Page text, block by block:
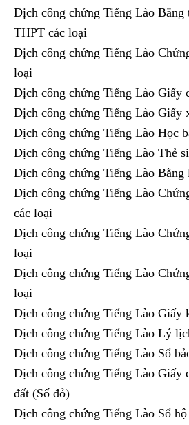
Dịch công chứng Tiếng Lào Bằng
THPT các loại
Dịch công chứng Tiếng Lào
loại
Dịch công chứng Tiếng Lào Giấy
Dịch công chứng Tiếng Lào Giấy
Dịch công chứng Tiếng Lào Học
Dịch công chứng Tiếng Lào Thẻ
Dịch công chứng Tiếng Lào Bằng
Dịch công chứng Tiếng Lào
các loại
Dịch công chứng Tiếng Lào
loại
Dịch công chứng Tiếng Lào
loại
Dịch công chứng Tiếng Lào Giấy
Dịch công chứng Tiếng Lào Lý
Dịch công chứng Tiếng Lào Sổ
Dịch công chứng Tiếng Lào Giấy
đất (Số đỏ)
Dịch công chứng Tiếng Lào Sổ hộ